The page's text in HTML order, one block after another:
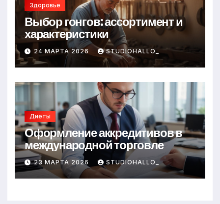
Здоровье
Выбор гонгов: ассортимент и
характеристики
24 МАРТА 2026 STUDIOHALLO_
Диеты
Оформление аккредитивов в
международной торговле
23 МАРТА 2026 STUDIOHALLO_